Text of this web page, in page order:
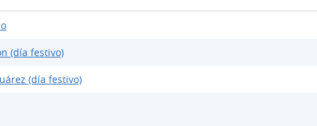
2023
(día festivo)
(día festivo)